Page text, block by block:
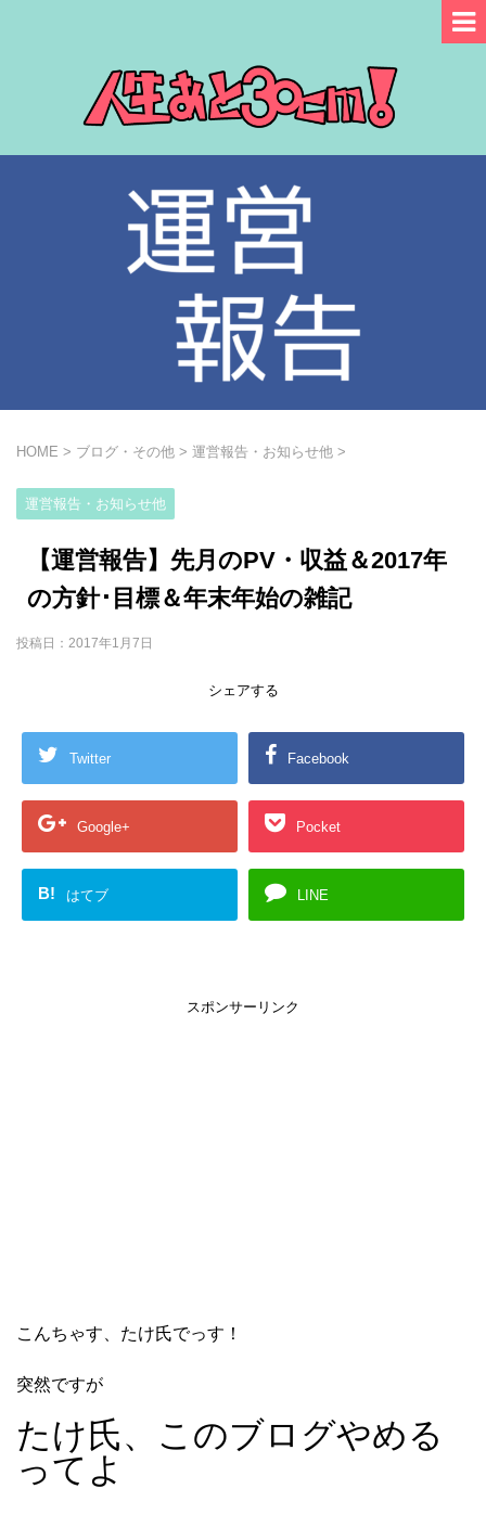
HOME > ブログ・その他 > 運営報告・お知らせ他 >
運営報告・お知らせ他
【運営報告】先月のPV・収益＆2017年
の方針･目標＆年末年始の雑記
投稿日： 2017年1月7日
シェアする
Twitter Facebook
Google+ Pocket
B! はてブ LINE
スポンサーリンク
こんちゃす、たけ氏でっす！
突然ですが
たけ氏、このブログやめる
ってよ